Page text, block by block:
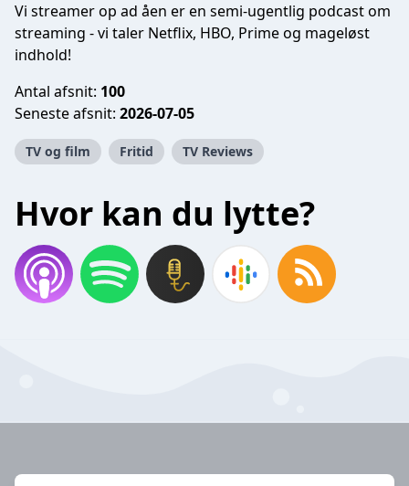
Vi streamer op ad åen er en semi-ugentlig podcast om
streaming - vi taler Netflix, HBO, Prime og mageløst
indhold!
Antal afsnit: 100
Seneste afsnit: 2026-07-05
TV og film Fritid TV Reviews
Hvor kan du lytte?